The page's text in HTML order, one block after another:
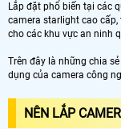
Lắp đặt phổ biến tại các
camera starlight cao
cho các khu vực an ninh
Trên đây là những chia
dụng của camera công
NÊN LẮP